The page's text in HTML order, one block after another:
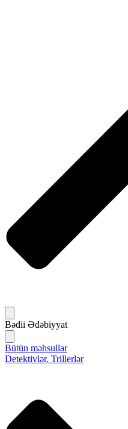
Bədii Ədəbiyyat
Bütün məhsullar
Detektivlər. Trillerlər